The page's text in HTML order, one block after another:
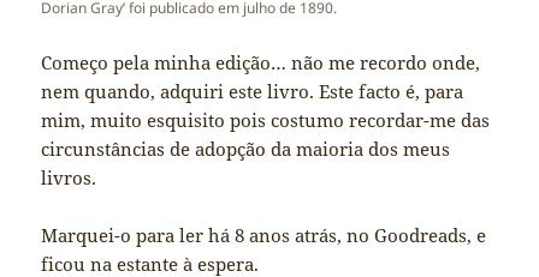
Dorian Gray’ foi publicado em julho de 1890.
Começo pela minha edição… não me recordo onde,
nem quando, adquiri este livro. Este facto é, para
mim, muito esquisito pois costumo recordar-me das
circunstâncias de adopção da maioria dos meus
livros.
Marquei-o para ler há 8 anos atrás, no Goodreads, e
ficou na estante à espera.